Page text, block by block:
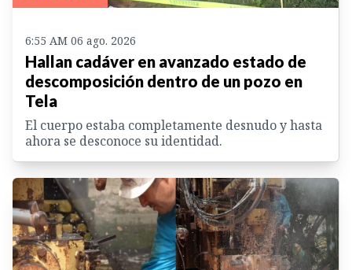
6:55 AM 06 ago. 2026
Hallan cadáver en avanzado estado de
descomposición dentro de un pozo en
Tela
El cuerpo estaba completamente desnudo y hasta
ahora se desconoce su identidad.